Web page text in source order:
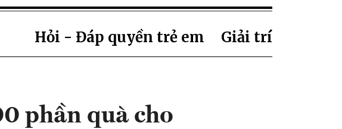
Hỏi - Đáp quyền trẻ em Giải trí
phần quà cho